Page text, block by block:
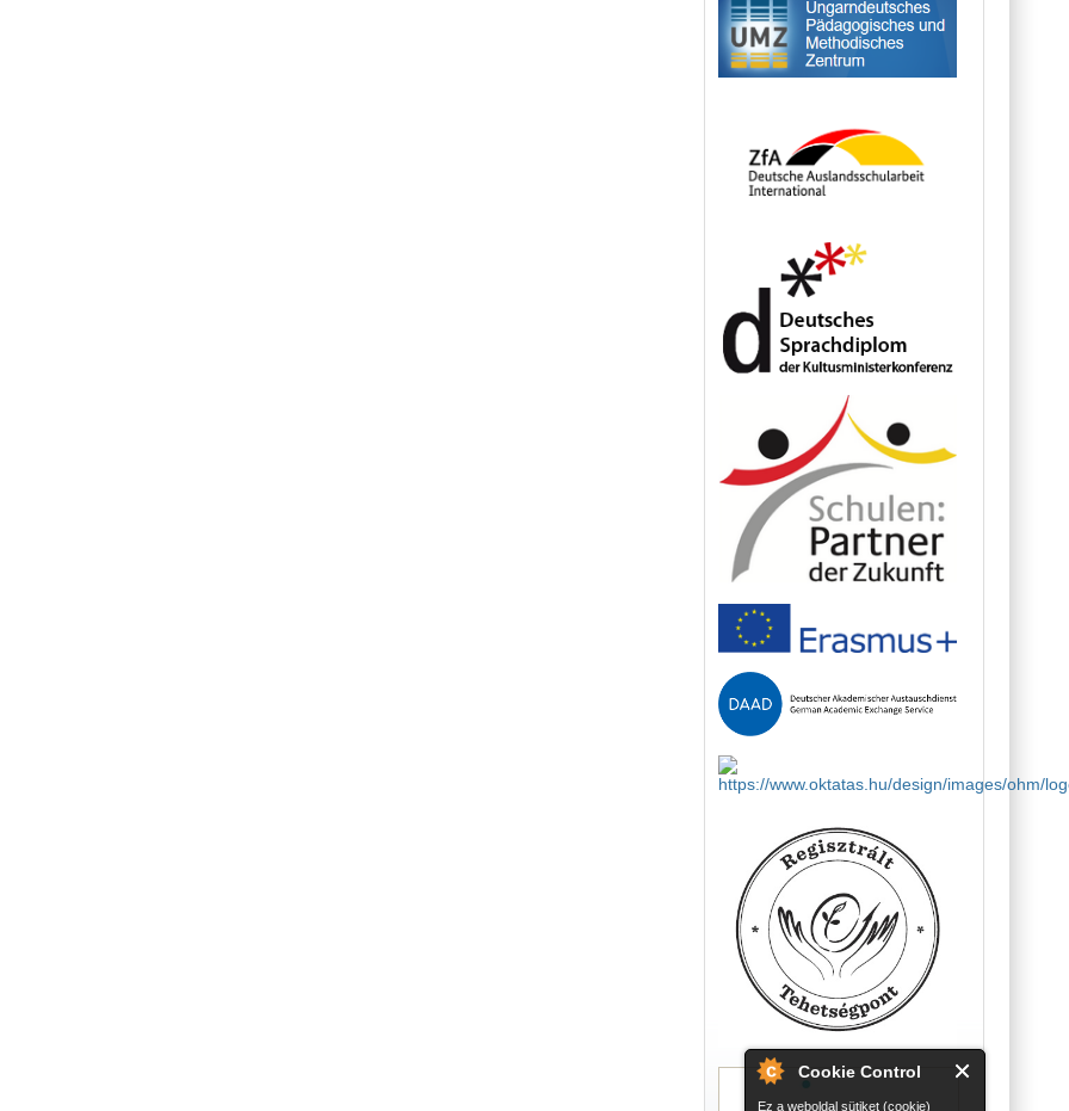
Cookie Control
Ez a weboldal sütiket (cookie)